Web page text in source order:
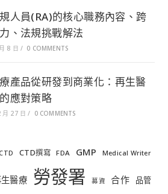
人員(RA)的核心職務內容、跨
、法規挑戰解法
8 日 / 0 COMMENTS
產品從研發到商業化：再生醫
應對策略
月 27 日 / 0 COMMENTS
CTD撰寫 FDA GMP Medical Writer
醫療 勞發署 募資 合作 品管